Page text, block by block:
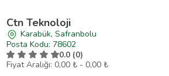
Ctn Teknoloji
Karabük, Safranbolu
Posta Kodu: 78602
0.0 (0)
Fiyat Aralığı: 0,00 ₺ - 0,00 ₺